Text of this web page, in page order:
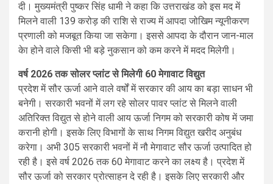
दी। मुख्यमंत्री पुष्कर सिंह धामी ने कहा कि उत्तराखंड को इस मद में
मिलने वाली 139 करोड़ की राशि से राज्य में आपदा जोखिम न्यूनीकरण
प्रणाली को मजबूत किया जा सकेगा। इससे आपदा के दौरान जान-माल
केा होने वाले किसी भी बड़े नुकसान को कम करने में मदद मिलेगी।
वर्ष 2026 तक सोलर प्लांट से मिलेगी 60 मेगावाट विद्युत
प्रदेश में सौर ऊर्जा आने वाले वर्षों में सरकार की आय का बड़ा साधन भी
बनेगी। सरकारी भवनों में लग रहे सोलर पावर प्लांट से मिलने वाली
अतिरिक्त विद्युत से होने वाली आय ऊर्जा निगम को सरकारी कोष में जमा
करानी होगी। इसके लिए विभागों के साथ निगम विद्युत खरीद अनुबंध
करेगा। अभी 305 सरकारी भवनों में नौ मेगावाट सौर ऊर्जा उत्पादित हो
रही है। इसे वर्ष 2026 तक 60 मेगावाट करने का लक्ष्य है। प्रदेश में
सौर ऊर्जा को सरकार प्रोत्साहन दे रही है। इसके लिए सरकारी और